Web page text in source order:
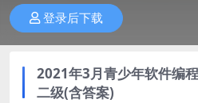
登录后下载
2021年3月青少年软件编
二级(含答案)